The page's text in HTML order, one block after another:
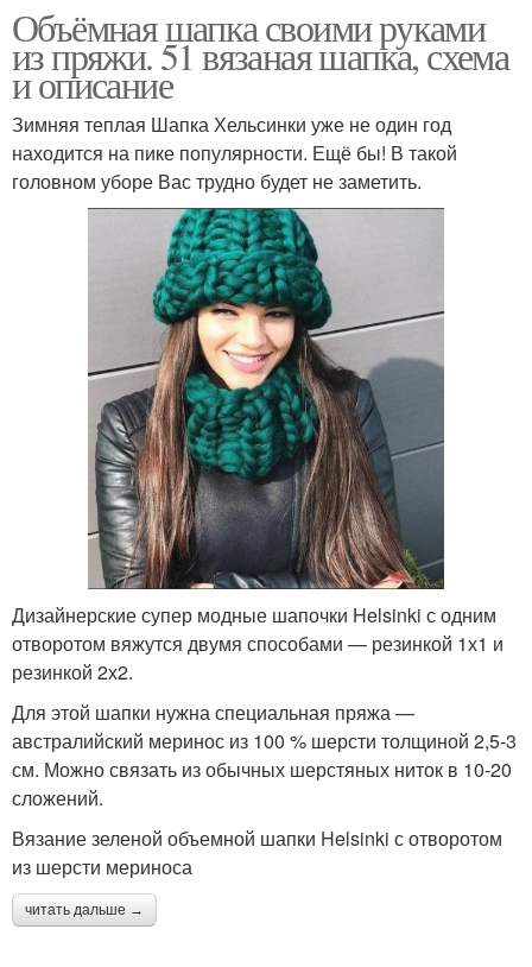
Объёмная шапка своими руками
из пряжи. 51 вязаная шапка, схема
и описание
Зимняя теплая Шапка Хельсинки уже не один год
находится на пике популярности. Ещё бы! В такой
головном уборе Вас трудно будет не заметить.
Дизайнерские супер модные шапочки Helsinki с одним
отворотом вяжутся двумя способами — резинкой 1х1 и
резинкой 2х2.
Для этой шапки нужна специальная пряжа —
австралийский меринос из 100 % шерсти толщиной 2,5-3
см. Можно связать из обычных шерстяных ниток в 10-20
сложений.
Вязание зеленой объемной шапки Helsinki с отворотом
из шерсти мериноса
читать дальше →